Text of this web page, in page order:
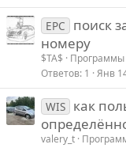
EPC
поиск
номеру
$TA$
Программы
Ответов 1 Янв
WIS как
valery_t